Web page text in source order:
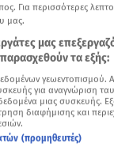
Για περισσότερες
μας.
μας
τα εξής:
γεωεντοπισμού.
για αναγνώριση
μιας συσκευής.
διαφήμισης και
(προμηθευτές)